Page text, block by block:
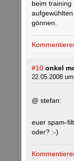
beim training
gönnen.
#10 onkel
22.05.2008
@ stefan:
euer spam-
oder? :-)